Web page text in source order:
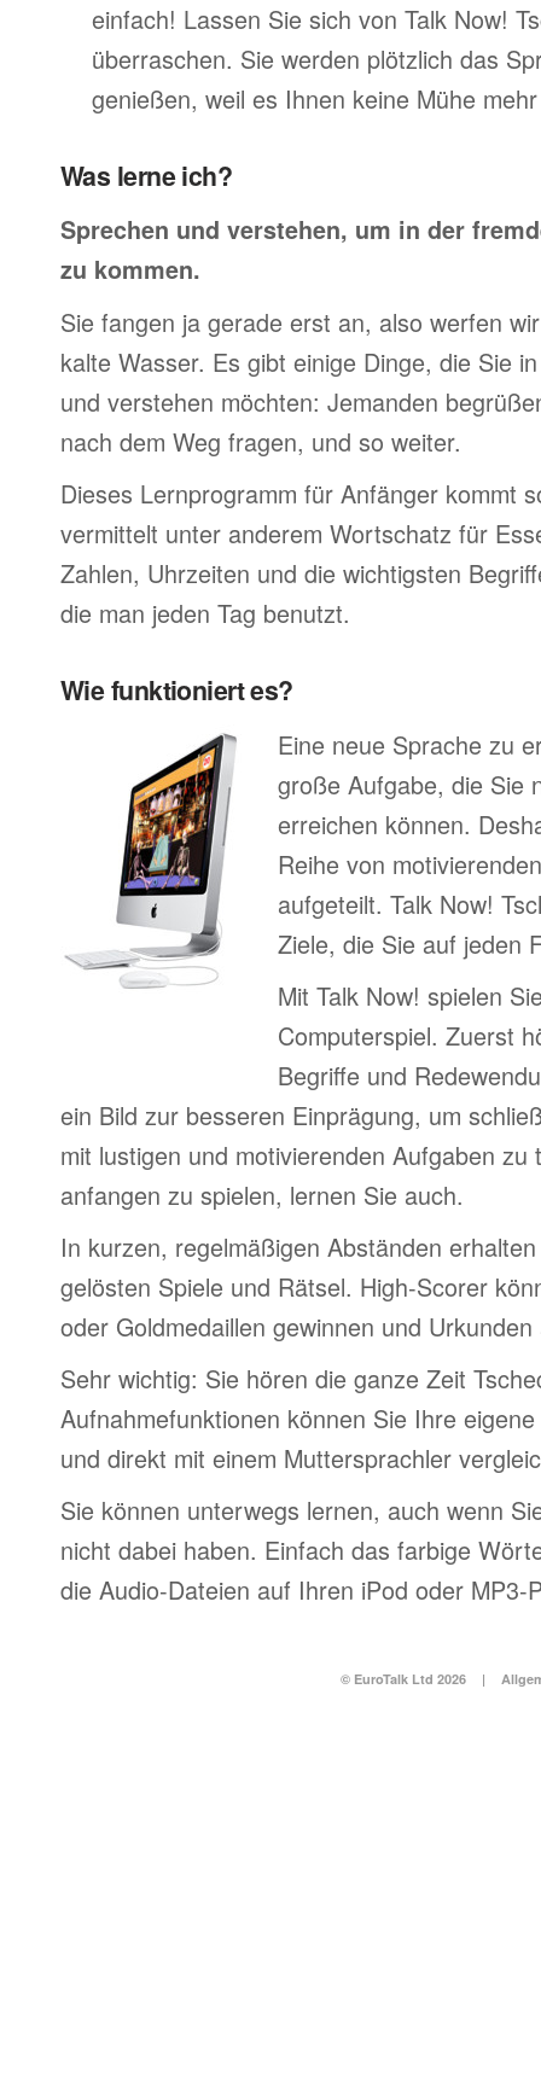
einfach! Lassen Sie sich von Talk Now!
überraschen. Sie werden plötzlich das
genießen, weil es Ihnen keine Mühe
Was lerne ich?
Sprechen und verstehen, um in der
zu kommen.
Sie fangen ja gerade erst an, also werfen
kalte Wasser. Es gibt einige Dinge, die Sie
und verstehen möchten: Jemanden
nach dem Weg fragen, und so weiter.
Dieses Lernprogramm für Anfänger kommt
vermittelt unter anderem Wortschatz für
Zahlen, Uhrzeiten und die wichtigsten
die man jeden Tag benutzt.
Wie funktioniert es?
Eine neue Sprache zu
große Aufgabe, die Sie
erreichen können.
Reihe von
aufgeteilt. Talk Now!
Ziele, die Sie auf jeden
Mit Talk Now! spielen
Computerspiel. Zuerst
Begriffe und
ein Bild zur besseren Einprägung, um
mit lustigen und motivierenden Aufgaben zu
anfangen zu spielen, lernen Sie auch.
In kurzen, regelmäßigen Abständen
gelösten Spiele und Rätsel. High-Scorer
oder Goldmedaillen gewinnen und
Sehr wichtig: Sie hören die ganze Zeit
Aufnahmefunktionen können Sie Ihre
und direkt mit einem Muttersprachler
Sie können unterwegs lernen, auch wenn
nicht dabei haben. Einfach das farbige
die Audio-Dateien auf Ihren iPod oder MP3-
© EuroTalk Ltd 2026 |